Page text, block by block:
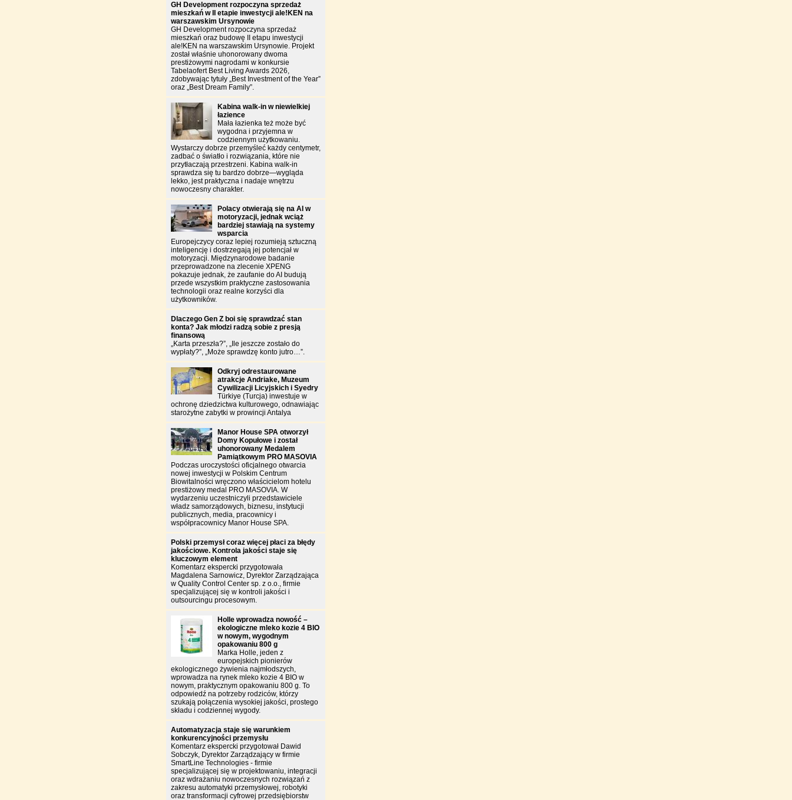
GH Development rozpoczyna sprzedaż
mieszkań w II etapie inwestycji ale!KEN na
warszawskim Ursynowie
GH Development rozpoczyna sprzedaż
mieszkań oraz budowę II etapu inwestycji
ale!KEN na warszawskim Ursynowie. Projekt
został właśnie uhonorowany dwoma
prestiżowymi nagrodami w konkursie
Tabelaofert Best Living Awards 2026,
zdobywając tytuły „Best Investment of the Year”
oraz „Best Dream Family”.
Kabina walk-in w niewielkiej
łazience
Mała łazienka też może być
wygodna i przyjemna w
codziennym użytkowaniu.
Wystarczy dobrze przemyśleć każdy centymetr,
zadbać o światło i rozwiązania, które nie
przytłaczają przestrzeni. Kabina walk-in
sprawdza się tu bardzo dobrze—wygląda
lekko, jest praktyczna i nadaje wnętrzu
nowoczesny charakter.
Polacy otwierają się na AI w
motoryzacji, jednak wciąż
bardziej stawiają na systemy
wsparcia
Europejczycy coraz lepiej rozumieją sztuczną
inteligencję i dostrzegają jej potencjał w
motoryzacji. Międzynarodowe badanie
przeprowadzone na zlecenie XPENG
pokazuje jednak, że zaufanie do AI budują
przede wszystkim praktyczne zastosowania
technologii oraz realne korzyści dla
użytkowników.
Dlaczego Gen Z boi się sprawdzać stan
konta? Jak młodzi radzą sobie z presją
finansową
„Karta przeszła?”, „Ile jeszcze zostało do
wypłaty?”, „Może sprawdzę konto jutro…”.
Odkryj odrestaurowane
atrakcje Andriake, Muzeum
Cywilizacji Licyjskich i Syedry
Türkiye (Turcja) inwestuje w
ochronę dziedzictwa kulturowego, odnawiając
starożytne zabytki w prowincji Antalya
Manor House SPA otworzył
Domy Kopułowe i został
uhonorowany Medalem
Pamiątkowym PRO MASOVIA
Podczas uroczystości oficjalnego otwarcia
nowej inwestycji w Polskim Centrum
Biowitalności wręczono właścicielom hotelu
prestiżowy medal PRO MASOVIA. W
wydarzeniu uczestniczyli przedstawiciele
władz samorządowych, biznesu, instytucji
publicznych, media, pracownicy i
współpracownicy Manor House SPA.
Polski przemysł coraz więcej płaci za błędy
jakościowe. Kontrola jakości staje się
kluczowym element
Komentarz ekspercki przygotowała
Magdalena Sarnowicz, Dyrektor Zarządzająca
w Quality Control Center sp. z o.o., firmie
specjalizującej się w kontroli jakości i
outsourcingu procesowym.
Holle wprowadza nowość –
ekologiczne mleko kozie 4 BIO
w nowym, wygodnym
opakowaniu 800 g
Marka Holle, jeden z
europejskich pionierów
ekologicznego żywienia najmłodszych,
wprowadza na rynek mleko kozie 4 BIO w
nowym, praktycznym opakowaniu 800 g. To
odpowiedź na potrzeby rodziców, którzy
szukają połączenia wysokiej jakości, prostego
składu i codziennej wygody.
Automatyzacja staje się warunkiem
konkurencyjności przemysłu
Komentarz ekspercki przygotował Dawid
Sobczyk, Dyrektor Zarządzający w firmie
SmartLine Technologies - firmie
specjalizującej się w projektowaniu, integracji
oraz wdrażaniu nowoczesnych rozwiązań z
zakresu automatyki przemysłowej, robotyki
oraz transformacji cyfrowej przedsiębiorstw